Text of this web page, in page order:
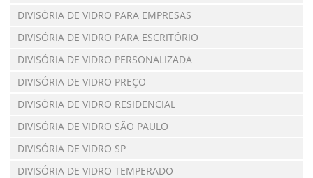
DIVISÓRIA DE VIDRO PARA EMPRESAS
DIVISÓRIA DE VIDRO PARA ESCRITÓRIO
DIVISÓRIA DE VIDRO PERSONALIZADA
DIVISÓRIA DE VIDRO PREÇO
DIVISÓRIA DE VIDRO RESIDENCIAL
DIVISÓRIA DE VIDRO SÃO PAULO
DIVISÓRIA DE VIDRO SP
DIVISÓRIA DE VIDRO TEMPERADO